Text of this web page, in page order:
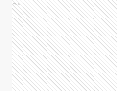
Ads